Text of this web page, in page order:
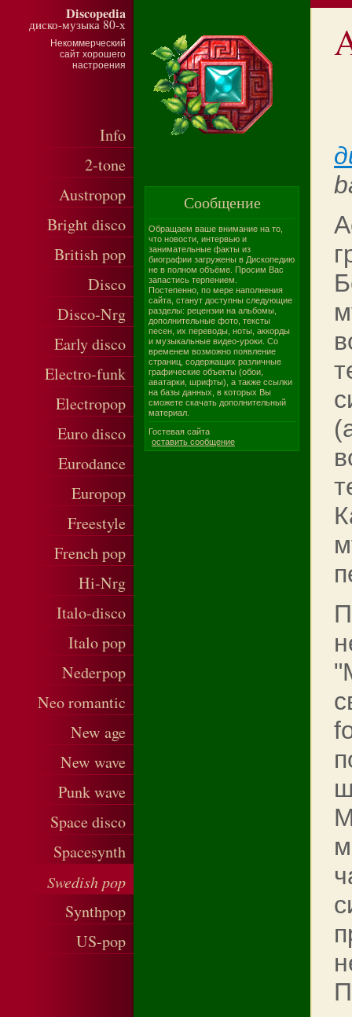
Discopedia
диско-музыка 80-х
Некоммерческий
сайт хорошего
настроения
Info
2-tone
Austropop
Bright disco
British pop
Disco
Disco-Nrg
Early disco
Electro-funk
Electropop
Euro disco
Eurodance
Europop
Freestyle
French pop
Hi-Nrg
Italo-disco
Italo pop
Nederpop
Neo romantic
New age
New wave
Punk wave
Space disco
Spacesynth
Swedish pop
Synthpop
US-pop
Сообщение
Обращаем ваше внимание на то,
что новости, интервью и
занимательные факты из
биографии загружены в Дископедию
не в полном объёме. Просим Вас
запастись терпением.
Постепенно, по мере наполнения
сайта, станут доступны следующие
разделы: рецензии на альбомы,
дополнительные фото, тексты
песен, их переводы, ноты, аккорды
и музыкальные видео-уроки. Со
временем возможно появление
страниц, содержащих различные
графические объекты (обои,
аватарки, шрифты), а также ссылки
на базы данных, в которых Вы
сможете скачать дополнительный
материал.
Гостевая сайта
оставить сообщение